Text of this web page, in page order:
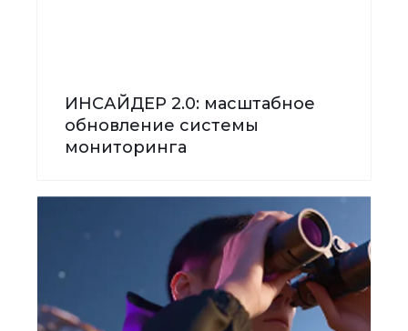
ИНСАЙДЕР 2.0: масштабное
обновление системы
мониторинга